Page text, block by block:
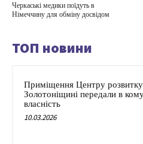
Черкаські медики поїдуть в
Німеччину для обміну досвідом
ТОП новини
Приміщення Центру
Золотоніщині передали в
власність
10.03.2026